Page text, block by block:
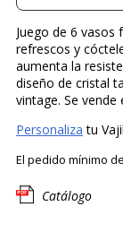
Juego de 6 vasos
refrescos y
aumenta la
diseño de cristal
vintage. Se vende
Personaliza tu
El pedido mínimo de
Catálogo